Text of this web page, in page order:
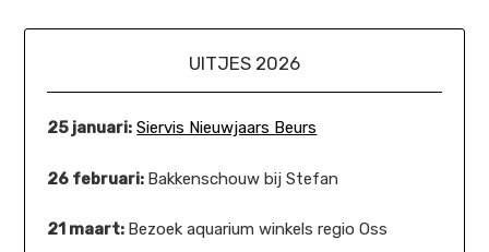
UITJES 2026
25 januari: Siervis Nieuwjaars Beurs
26 februari: Bakkenschouw bij Stefan
21 maart: Bezoek aquarium winkels regio Oss